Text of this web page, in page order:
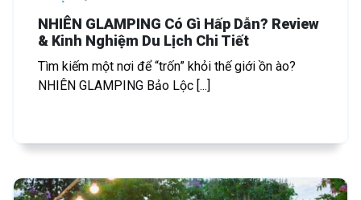
NHIÊN GLAMPING Có Gì Hấp Dẫn? Review
& Kinh Nghiệm Du Lịch Chi Tiết
Tìm kiếm một nơi để “trốn” khỏi thế giới ồn ào?
NHIÊN GLAMPING Bảo Lộc [...]